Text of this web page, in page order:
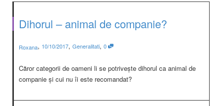
Dihorul – animal de companie?
Roxana, 10/10/2017, Generalitati, 0
Căror categorii de oameni li se potrivește dihorul ca animal de
companie și cui nu îi este recomandat?